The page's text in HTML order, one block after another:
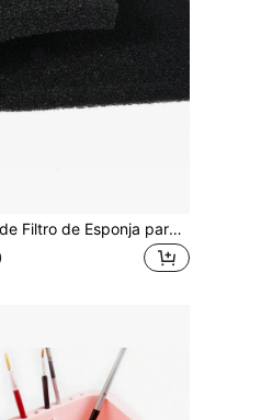
Almofada de Filtro de Esponja para Aquário, Espumas de Mídia de Filtro Biológico, Espuma Recortável para Tanque de Peixes